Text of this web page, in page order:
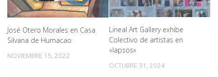
José Otero Morales en Casa
Silvana de Humacao
NOVIEMBRE 15, 2022
Lineal Art Gallery exhibe
Colectivo de artistas en
«lapsos»
OCTUBRE 31, 2024